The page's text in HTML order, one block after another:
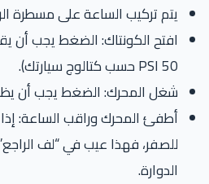
يتم تركيب الساعة على مسطرة
افتح الكونتاك: الضغط يجب أن
50 PSI حسب كتالوج سيارتك).
شغل المحرك: الضغط يجب أن يظل
أطفئ المحرك وراقب الساعة:
للصفر، فهذا عيب في “لف
الدوارة.